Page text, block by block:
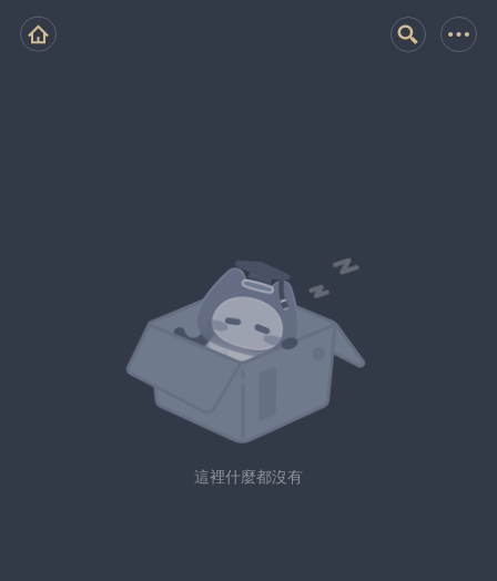
這裡什麼都沒有